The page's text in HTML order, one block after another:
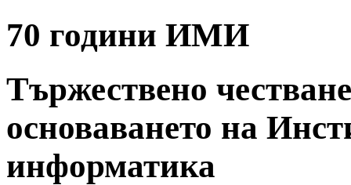
70 години ИМИ
Тържествено
основаването на
информатика